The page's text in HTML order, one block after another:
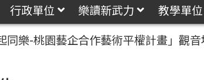
行政單位 樂讀新武力 教學單位
同樂-桃園藝企合作藝術平權計畫」觀